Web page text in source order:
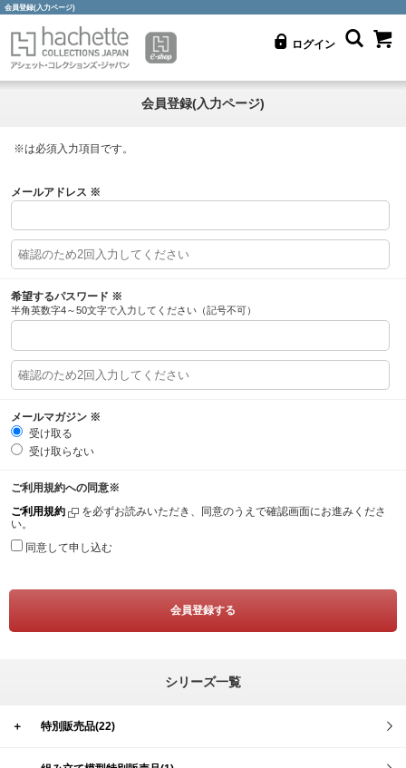
会員登録(入力ページ)
ログイン
会員登録(入力ページ)
※は必須入力項目です。
メールアドレス ※
希望するパスワード ※
半角英数字4～50文字で入力してください（記号不可）
メールマガジン ※
受け取る
受け取らない
ご利用規約への同意※
ご利用規約
を必ずお読みいただき、同意のうえで確認画面にお進みくださ
い。
同意して申し込む
シリーズ一覧
＋ 特別販売品(22)